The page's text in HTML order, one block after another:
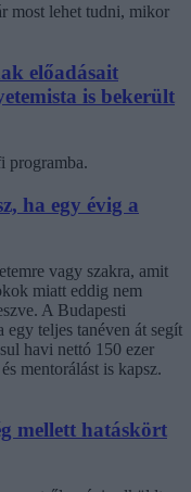
most lehet tudni, mikor
előadásait
is bekerült
programba.
ha egy évig a
vagy szakra, amit
miatt eddig nem
A Budapesti
teljes tanéven át segít
havi nettó 150 ezer
mentorálást is kapsz.
mellett hatáskört